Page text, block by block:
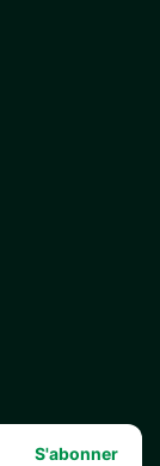
S'abonner